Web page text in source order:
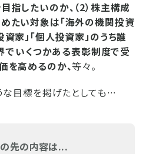
指したいのか、（2）株主構成
たい対象は「海外の機関投資
家」「個人投資家」のうち誰
でいくつかある表彰制度で受
を高めるのか、等々。
な目標を掲げたとしても…
先の内容は...